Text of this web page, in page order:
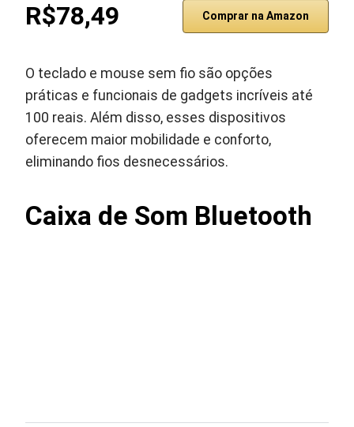
R$78,49 Comprar na Amazon
O teclado e mouse sem fio são opções
práticas e funcionais de gadgets incríveis até
100 reais. Além disso, esses dispositivos
oferecem maior mobilidade e conforto,
eliminando fios desnecessários.
Caixa de Som Bluetooth